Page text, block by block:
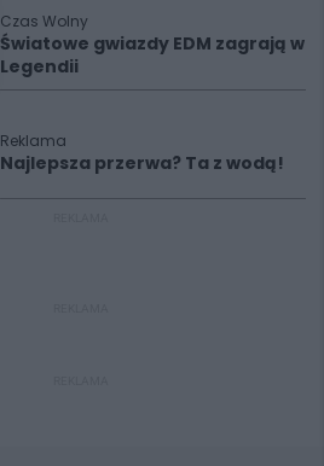
Czas Wolny
Światowe gwiazdy EDM zagrają w
Legendii
Reklama
Najlepsza przerwa? Ta z wodą!